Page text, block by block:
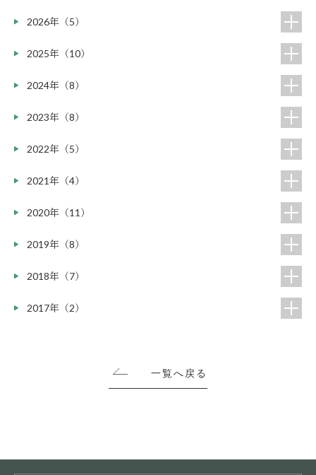
2026年（5）
2025年（10）
2024年（8）
2023年（8）
2022年（5）
2021年（4）
2020年（11）
2019年（8）
2018年（7）
2017年（2）
一覧へ戻る